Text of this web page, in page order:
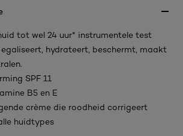
tot wel 24 uur* instrumentele test
hydrateert, beschermt, maakt
SPF 11
B5 en E
crème die roodheid corrigeert
huidtypes